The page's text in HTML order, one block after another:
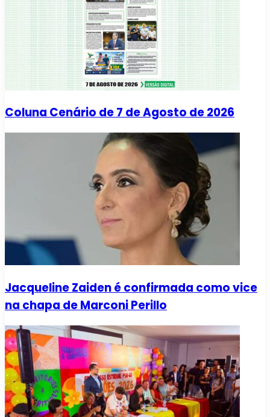
Coluna Cenário de 7 de Agosto de 2026
Jacqueline Zaiden é confirmada como vice
na chapa de Marconi Perillo